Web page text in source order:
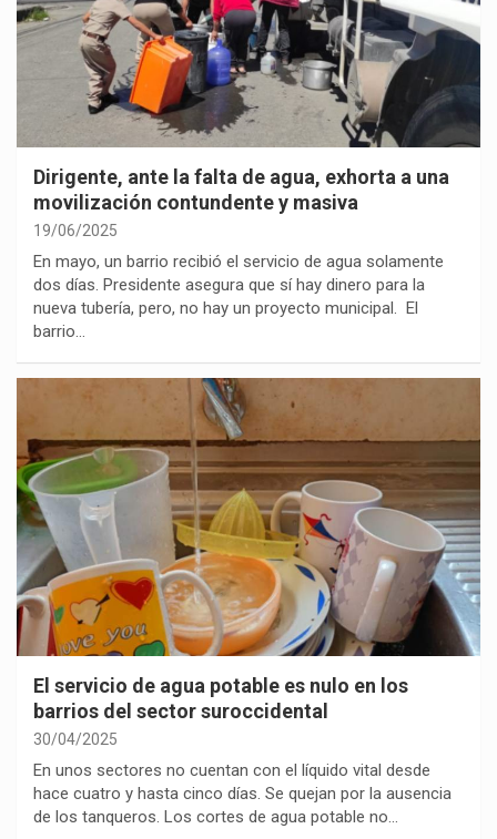
Dirigente, ante la falta de agua, exhorta a una
movilización contundente y masiva
19/06/2025
En mayo, un barrio recibió el servicio de agua solamente
dos días. Presidente asegura que sí hay dinero para la
nueva tubería, pero, no hay un proyecto municipal. El
barrio…
El servicio de agua potable es nulo en los
barrios del sector suroccidental
30/04/2025
En unos sectores no cuentan con el líquido vital desde
hace cuatro y hasta cinco días. Se quejan por la ausencia
de los tanqueros. Los cortes de agua potable no…